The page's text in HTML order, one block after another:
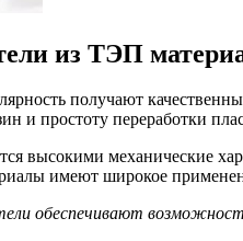
из ТЭП
получают
и простоту переработки
высокими механические
имеют широкое
обеспечивают